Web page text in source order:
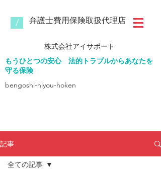
/ ​弁護士費用保険取扱代理店
株式会社アイサポート
もうひとつの安心
法的トラブルからあなたを
守る保険
bengoshi-hiyou-hoken​
記事
全ての記事